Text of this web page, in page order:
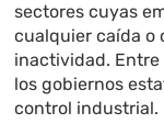
sectores cuyas
cualquier caída o
inactividad. Entre
los gobiernos
control industrial.